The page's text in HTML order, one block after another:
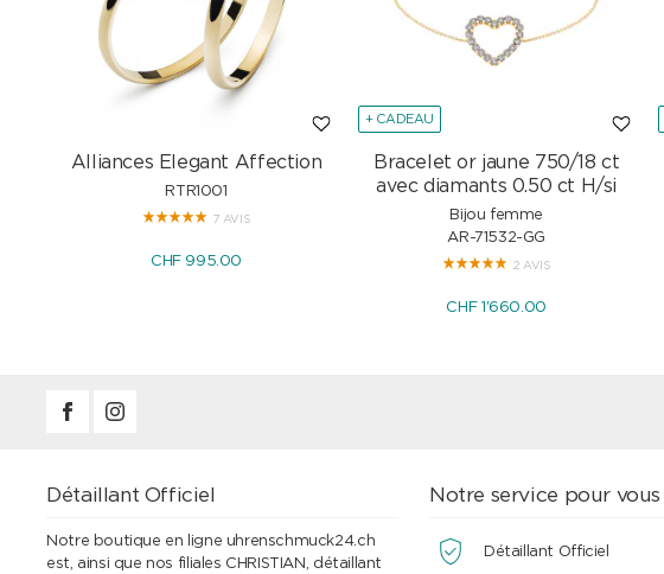
Alliances Elegant Affection
RTR1001
7 AVIS
CHF 995.00
+ CADEAU
Bracelet or jaune 750/18 ct
avec diamants 0.50 ct H/si
Bijou femme
AR-71532-GG
2 AVIS
CHF 1'660.00
Détaillant Officiel
Notre boutique en ligne uhrenschmuck24.ch
est, ainsi que nos filiales CHRISTIAN, détaillant
Notre service pour vous
Détaillant Officiel